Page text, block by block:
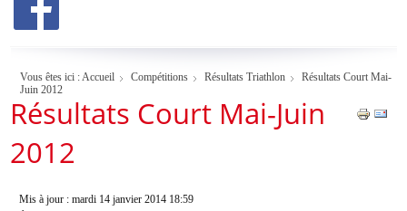
Vous êtes ici :Accueil Compétitions Résultats Triathlon
Résultats Court Mai-
Juin 2012
Résultats Court Mai-Juin
2012
Mis à jour : mardi 14 janvier 2014 18:59